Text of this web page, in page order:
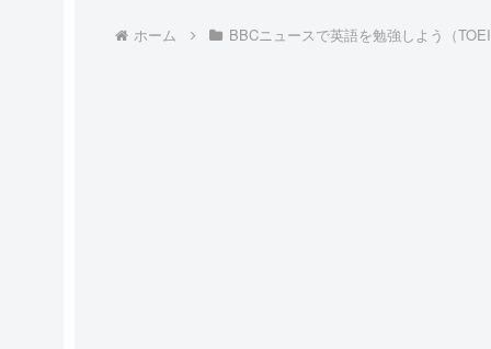
ホーム BBCニュースで英語を勉強しよう（